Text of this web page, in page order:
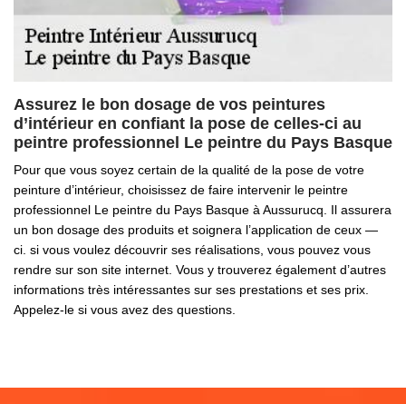
Assurez le bon dosage de vos peintures
d’intérieur en confiant la pose de celles-ci au
peintre professionnel Le peintre du Pays Basque
Pour que vous soyez certain de la qualité de la pose de votre
peinture d’intérieur, choisissez de faire intervenir le peintre
professionnel Le peintre du Pays Basque à Aussurucq. Il assurera
un bon dosage des produits et soignera l’application de ceux —
ci. si vous voulez découvrir ses réalisations, vous pouvez vous
rendre sur son site internet. Vous y trouverez également d’autres
informations très intéressantes sur ses prestations et ses prix.
Appelez-le si vous avez des questions.